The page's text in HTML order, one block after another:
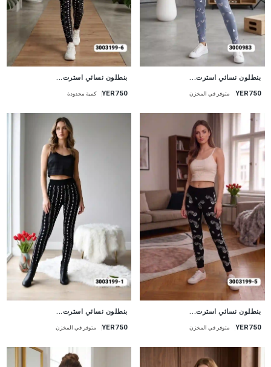
بنطلون نسائي استرت...
YER750 متوفر في المخزن
بنطلون نسائي استرت...
YER750 كمية محدودة
بنطلون نسائي استرت...
YER750 متوفر في المخزن
بنطلون نسائي استرت...
YER750 متوفر في المخزن